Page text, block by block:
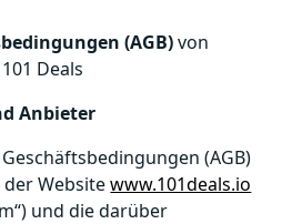
(AGB)von
Deals
Anbieter
(AGB)
Websitewww.101deals.io
und die darüber